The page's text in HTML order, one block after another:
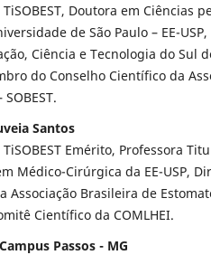
Doutora em Ciências
de São Paulo – EE-
Ciência e Tecnologia do Sul
do Conselho Científico da
Santos
Emérito, Professora
Médico-Cirúrgica da EE-USP,
Associação Brasileira de
Científico da COMLHEI.
Passos - MG